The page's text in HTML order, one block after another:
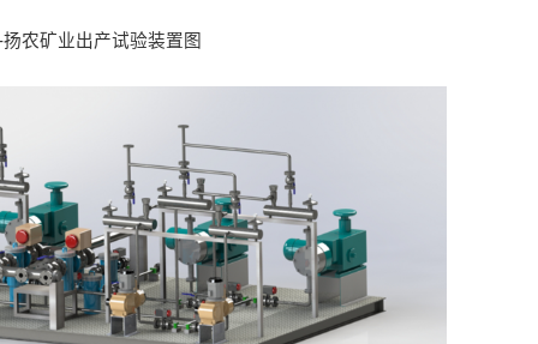
扬农矿业出产试验装置图